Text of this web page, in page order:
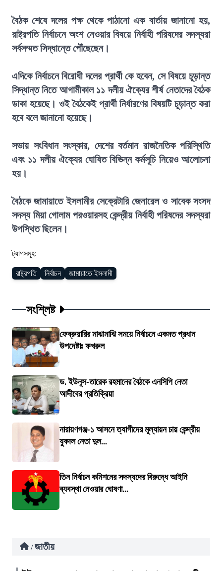
বৈঠক শেষে দলের পক্ষ থেকে পাঠানো এক বার্তায় জানানো হয়,
রাষ্ট্রপতি নির্বাচনে অংশ নেওয়ার বিষয়ে নির্বাহী পরিষদের সদস্যরা
সর্বসম্মত সিদ্ধান্তে পৌঁছেছেন।
এদিকে নির্বাচনে বিরোধী দলের প্রার্থী কে হবেন, সে বিষয়ে চূড়ান্ত
সিদ্ধান্ত নিতে আগামীকাল ১১ দলীয় ঐক্যের শীর্ষ নেতাদের বৈঠক
ডাকা হয়েছে। ওই বৈঠকেই প্রার্থী নির্ধারণের বিষয়টি চূড়ান্ত করা
হবে বলে জানানো হয়েছে।
সভায় সংবিধান সংস্কার, দেশের বর্তমান রাজনৈতিক পরিস্থিতি
এবং ১১ দলীয় ঐক্যের ঘোষিত বিভিন্ন কর্মসূচি নিয়েও আলোচনা
হয়।
বৈঠকে জামায়াতে ইসলামীর সেক্রেটারি জেনারেল ও সাবেক সংসদ
সদস্য মিয়া গোলাম পরওয়ারসহ কেন্দ্রীয় নির্বাহী পরিষদের সদস্যরা
উপস্থিত ছিলেন।
ট্যাগসমূহ:
রাষ্ট্রপতি নির্বাচন জামায়াতে ইসলামী
সংশ্লিষ্ট
ফেব্রুয়ারির মাঝামাঝি সময়ে নির্বাচনে একমত প্রধান
উপদেষ্টাঃ ফখরুল
ড. ইউনূস-তারেক রহমানের বৈঠকে এনসিপি নেতা
আদীবের প্রতিক্রিয়া
নারায়ণগঞ্জ-১ আসনে ত্যাগীদের মূল্যায়ন চায় কেন্দ্রীয়
যুবদল নেতা দুল...
তিন নির্বাচন কমিশনের সদস্যদের বিরুদ্ধে আইনি
ব্যবস্থা নেওয়ার ঘোষণা...
/ জাতীয়